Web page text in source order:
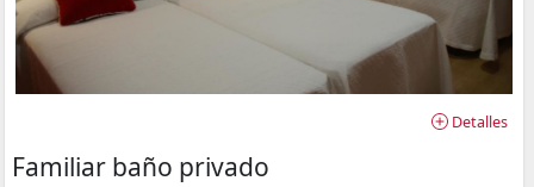
Detalles
Familiar baño privado